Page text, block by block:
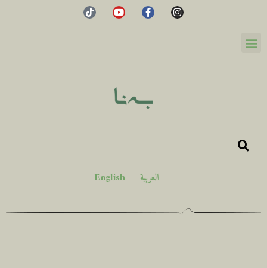
العربية English